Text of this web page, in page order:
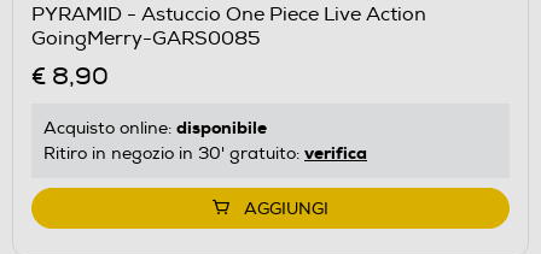
PYRAMID - Astuccio One Piece Live Action
GoingMerry-GARS0085
€ 8,90
Acquisto online: disponibile
Ritiro in negozio in 30' gratuito: verifica
AGGIUNGI